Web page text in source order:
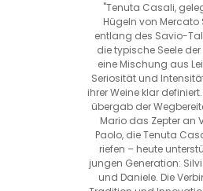
"Tenuta Casali,
Hügeln von
entlang des Savio-
die typische Seele
eine Mischung aus
Seriosität und
ihrer Weine klar
übergab der
Mario das Zepter an
Paolo, die Tenuta
riefen – heute
jungen Generation:
und Daniele. Die